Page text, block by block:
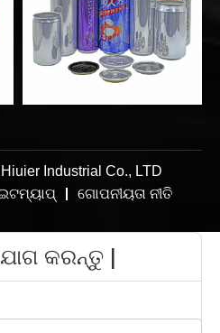
Industrial Co., LTD
ଗୋପନୀୟତା ନୀତି
କରନ୍ତୁ |